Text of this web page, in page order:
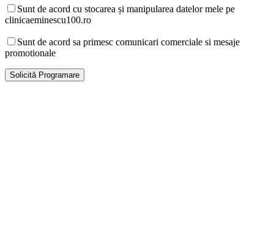
Sunt de acord cu stocarea și manipularea datelor mele pe
clinicaeminescu100.ro
Sunt de acord sa primesc comunicari comerciale si mesaje
promotionale